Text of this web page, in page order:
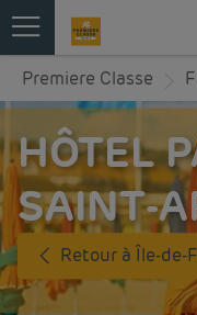
Premiere Classe
HÔTEL
SAINT-
Retour à Île-de-